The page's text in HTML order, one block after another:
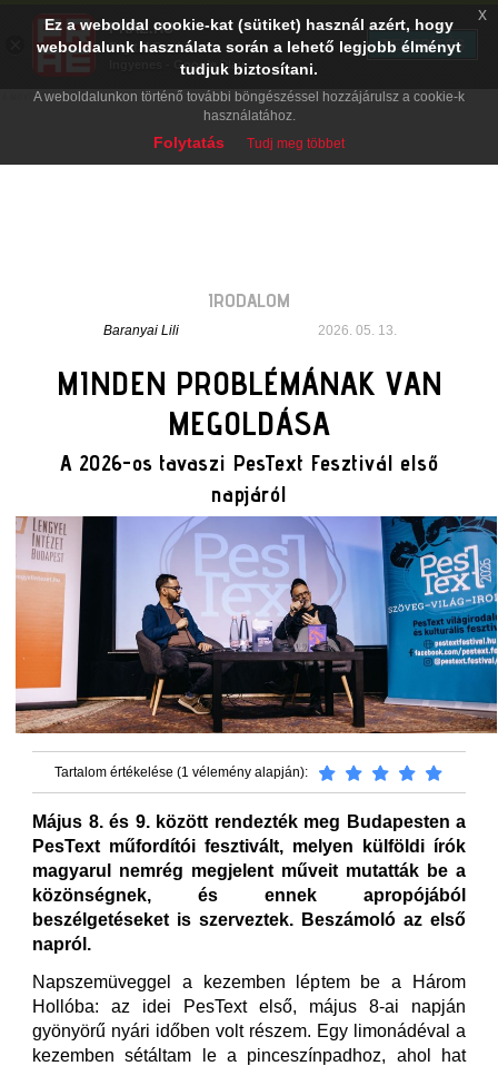
IRODALOM
Baranyai Lili 2026. 05. 13.
MINDEN PROBLÉMÁNAK VAN
MEGOLDÁSA
A 2026-os tavaszi PesText Fesztivál első
napjáról
Tartalom értékelése (1 vélemény alapján):
Május 8. és 9. között rendezték meg Budapesten a
PesText műfordítói fesztivált, melyen külföldi írók
magyarul nemrég megjelent műveit mutatták be a
közönségnek, és ennek apropójából
beszélgetéseket is szerveztek. Beszámoló az első
napról.
Napszemüveggel a kezemben léptem be a Három
Hollóba: az idei PesText első, május 8-ai napján
gyönyörű nyári időben volt részem. Egy limonádéval a
kezemben sétáltam le a pinceszínpadhoz, ahol hat
Ez a weboldal cookie-kat (sütiket) használ azért, hogy
weboldalunk használata során a lehető legjobb élményt
tudjuk biztosítani.
A weboldalunkon történő további böngészéssel hozzájárulsz a cookie-k
használatához.
Folytatás Tudj meg többet
x
PRAE.HU
Digital Evolution
Ingyenes - Google Play
TELEPÍTÉS